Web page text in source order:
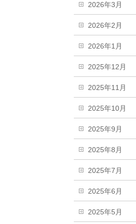
2026年3月
2026年2月
2026年1月
2025年12月
2025年11月
2025年10月
2025年9月
2025年8月
2025年7月
2025年6月
2025年5月